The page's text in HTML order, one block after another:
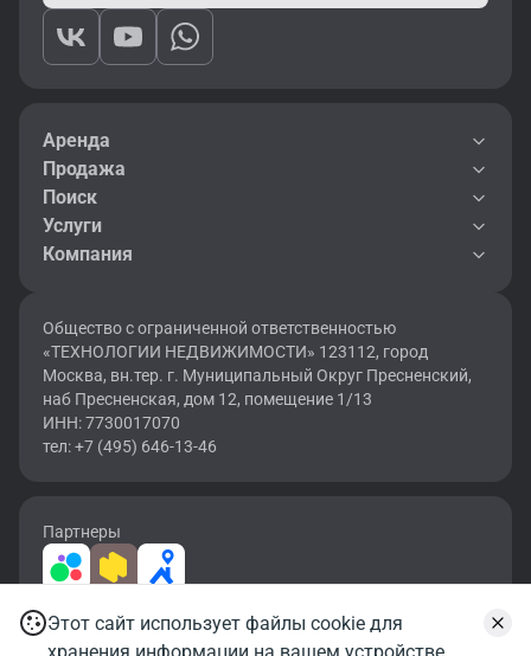
Записаться на просмотр
Аренда
Продажа
Поиск
Услуги
Компания
Общество с ограниченной ответственностью
«ТЕХНОЛОГИИ НЕДВИЖИМОСТИ» 123112, город
Москва, вн.тер. г. Муниципальный Округ Пресненский,
наб Пресненская, дом 12, помещение 1/13
ИНН: 7730017070
тел: +7 (495) 646-13-46
Партнеры
2026 © OF.RU | Все права защищены.
Этот сайт использует файлы cookie для